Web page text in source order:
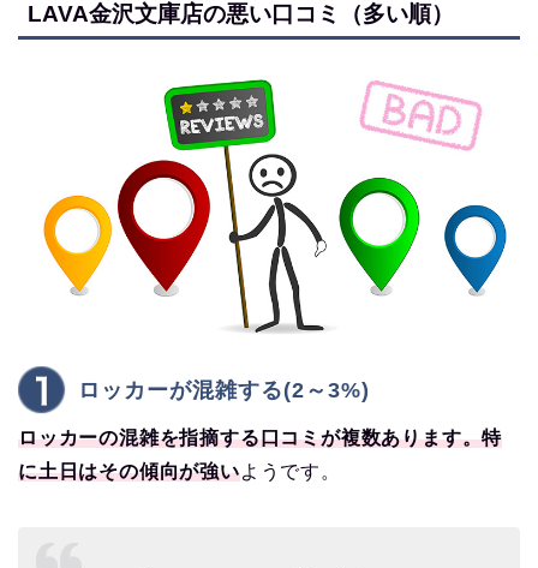
LAVA金沢文庫店の悪い口コミ（多い順）
ロッカーが混雑する(2～3%)
ロッカーの混雑を指摘する口コミが複数あります。特
に土日はその傾向が強いようです。